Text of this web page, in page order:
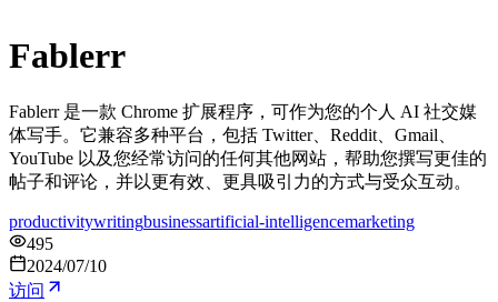
Fablerr
Fablerr 是一款 Chrome 扩展程序，可作为您的个人 AI 社交媒
体写手。它兼容多种平台，包括 Twitter、Reddit、Gmail、
YouTube 以及您经常访问的任何其他网站，帮助您撰写更佳的
帖子和评论，并以更有效、更具吸引力的方式与受众互动。
productivitywritingbusinessartificial-intelligencemarketing
495
2024/07/10
访问